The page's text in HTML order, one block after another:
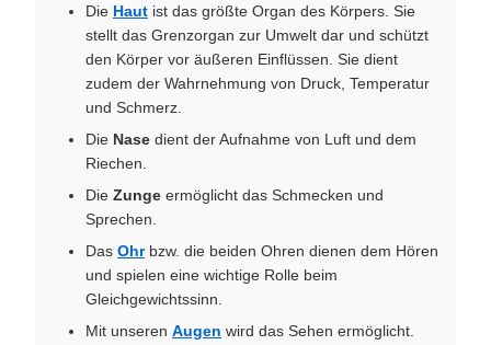
Die Haut ist das größte Organ des Körpers. Sie
stellt das Grenzorgan zur Umwelt dar und schützt
den Körper vor äußeren Einflüssen. Sie dient
zudem der Wahrnehmung von Druck, Temperatur
und Schmerz.
Die Nase dient der Aufnahme von Luft und dem
Riechen.
Die Zunge ermöglicht das Schmecken und
Sprechen.
Das Ohrbzw. die beiden Ohren dienen dem Hören
und spielen eine wichtige Rolle beim
Gleichgewichtssinn.
Mit unseren Augen wird das Sehen ermöglicht.